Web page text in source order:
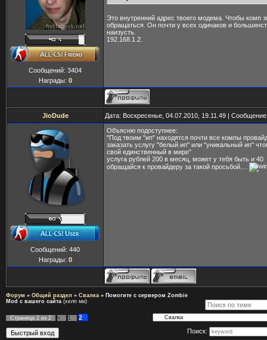
Сообщений: 3404
Награды: 0
Это внутренний адрес твоего модема. Чтобы комп
обращаться. Он почти у всех одинаков и
наизусть.
192.168.1.2.
JioDude Дата: Воскресенье, 04.07.2010, 19.11.49 |
Сообщений: 440
Награды: 0
Объясню подоступнее:
"Под твоим "ип" находятся почти все компы
заказать услугу "белый ип" или "уникальный ип"
свой единственный в мире"
услуга рублей 200 в месяц, может у тебя быть и 40
обращайся к провайдеру за такой просьбой....
Форум » Общий раздел » Свалка » Помогите с сервером Zombie
Mod с вашего сайта (хелп ми)
Страница 2 из 2 « 1
2
Поиск: